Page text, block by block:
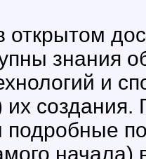
открытом
знания
и
их
подробные
начала)